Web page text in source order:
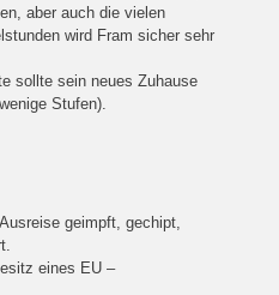
aber auch die vielen
wird Fram sicher sehr
sollte sein neues Zuhause
Stufen).
geimpft, gechipt,
eines EU –